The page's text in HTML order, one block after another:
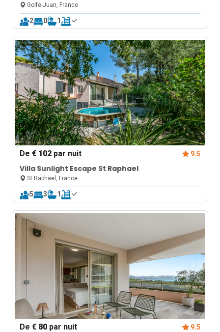
Golfe-Juan, France
2 0 1
De€ 102 par nuit 9.5
Villa Sunlight Escape St Raphael
St Raphael, France
5 3 1
De€ 80 par nuit 9.5